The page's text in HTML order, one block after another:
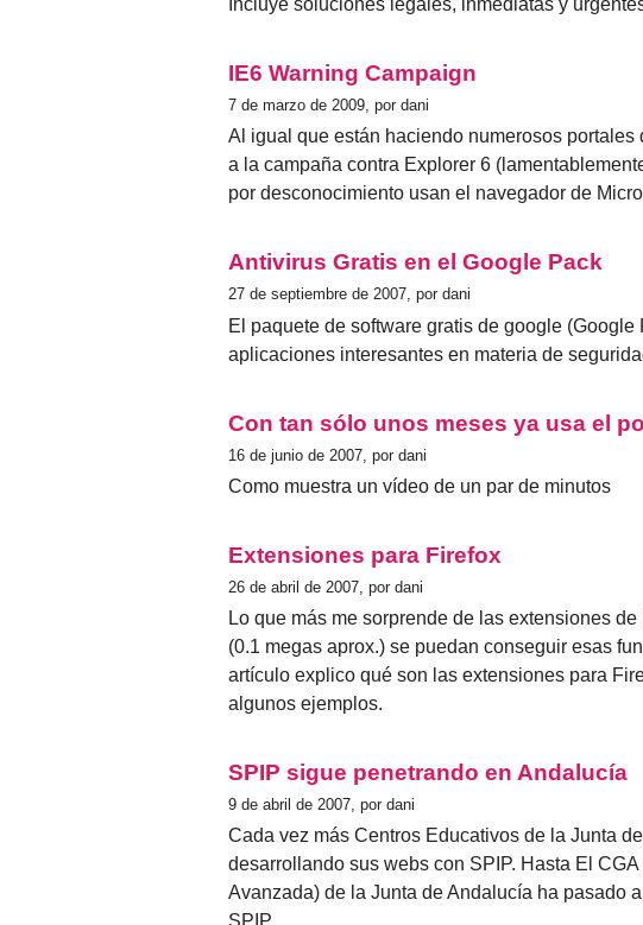
Incluye soluciones legales, inmediatas y
IE6 Warning Campaign
7 de marzo de 2009, por dani
Al igual que están haciendo numerosos portales
a la campaña contra Explorer 6
por desconocimiento usan el navegador de
Antivirus Gratis en el Google Pack
27 de septiembre de 2007, por dani
El paquete de software gratis de google (Google
aplicaciones interesantes en materia de
Con tan sólo unos meses ya usa el
16 de junio de 2007, por dani
Como muestra un vídeo de un par de minutos
Extensiones para Firefox
26 de abril de 2007, por dani
Lo que más me sorprende de las extensiones
(0.1 megas aprox.) se puedan conseguir esas
artículo explico qué son las extensiones para
algunos ejemplos.
SPIP sigue penetrando en Andalucía
9 de abril de 2007, por dani
Cada vez más Centros Educativos de la Junta
desarrollando sus webs con SPIP. Hasta El
Avanzada) de la Junta de Andalucía ha pasado
SPIP.